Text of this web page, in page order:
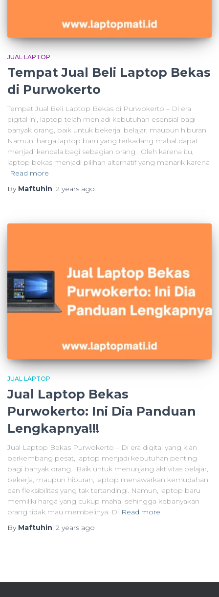
JUAL LAPTOP
Tempat Jual Beli Laptop Bekas
di Purwokerto
Tempat Jual Beli Laptop Bekas di Purwokerto – Di era
digital ini, laptop telah menjadi kebutuhan esensial bagi
banyak orang, baik untuk bekerja, belajar, maupun hiburan.
Namun, harga laptop baru yang terkadang mahal dapat
menjadi kendala bagi sebagian orang. Oleh karena itu,
laptop bekas menjadi pilihan alternatif yang menarik karena
Read more
By Maftuhin, 2 years ago
JUAL LAPTOP
Jual Laptop Bekas
Purwokerto: Ini Dia Panduan
Lengkapnya!!!
Jual Laptop Bekas Purwokerto – Di era digital yang kian
berkembang pesat, laptop menjadi kebutuhan penting
bagi banyak orang. Baik untuk menunjang aktivitas belajar,
bekerja, maupun hiburan, laptop menawarkan kemudahan
dan fleksibilitas yang tak tertandingi. Namun, laptop baru
memiliki harga yang cukup mahal sehingga kebanyakan
orang tidak mau membelinya. Di Read more
By Maftuhin, 2 years ago